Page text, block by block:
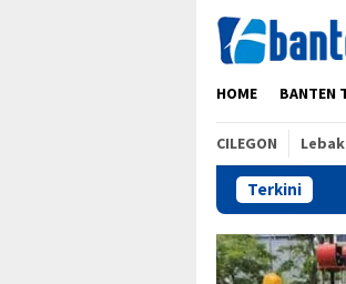
content
HOME BANTEN
CILEGON Lebak
Terkini